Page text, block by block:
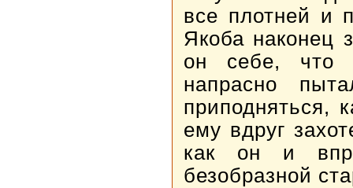
все плотней и
Якоба наконец
он себе, что
напрасно
приподняться,
ему вдруг
как он и
безобразной